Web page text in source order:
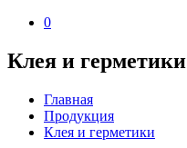
0
Клея и герметики
Главная
Продукция
Клея и герметики